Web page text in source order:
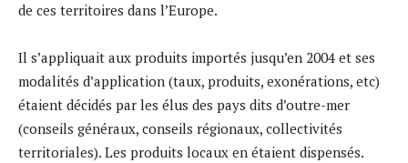
de ces territoires dans l’Europe.
Il s’appliquait aux produits importés jusqu’en 2004 et ses
modalités d’application (taux, produits, exonérations, etc)
étaient décidés par les élus des pays dits d’outre-mer
(conseils généraux, conseils régionaux, collectivités
territoriales). Les produits locaux en étaient dispensés.